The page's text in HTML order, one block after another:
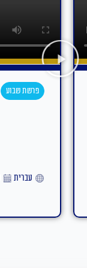
פרשת שבוע
אידיש